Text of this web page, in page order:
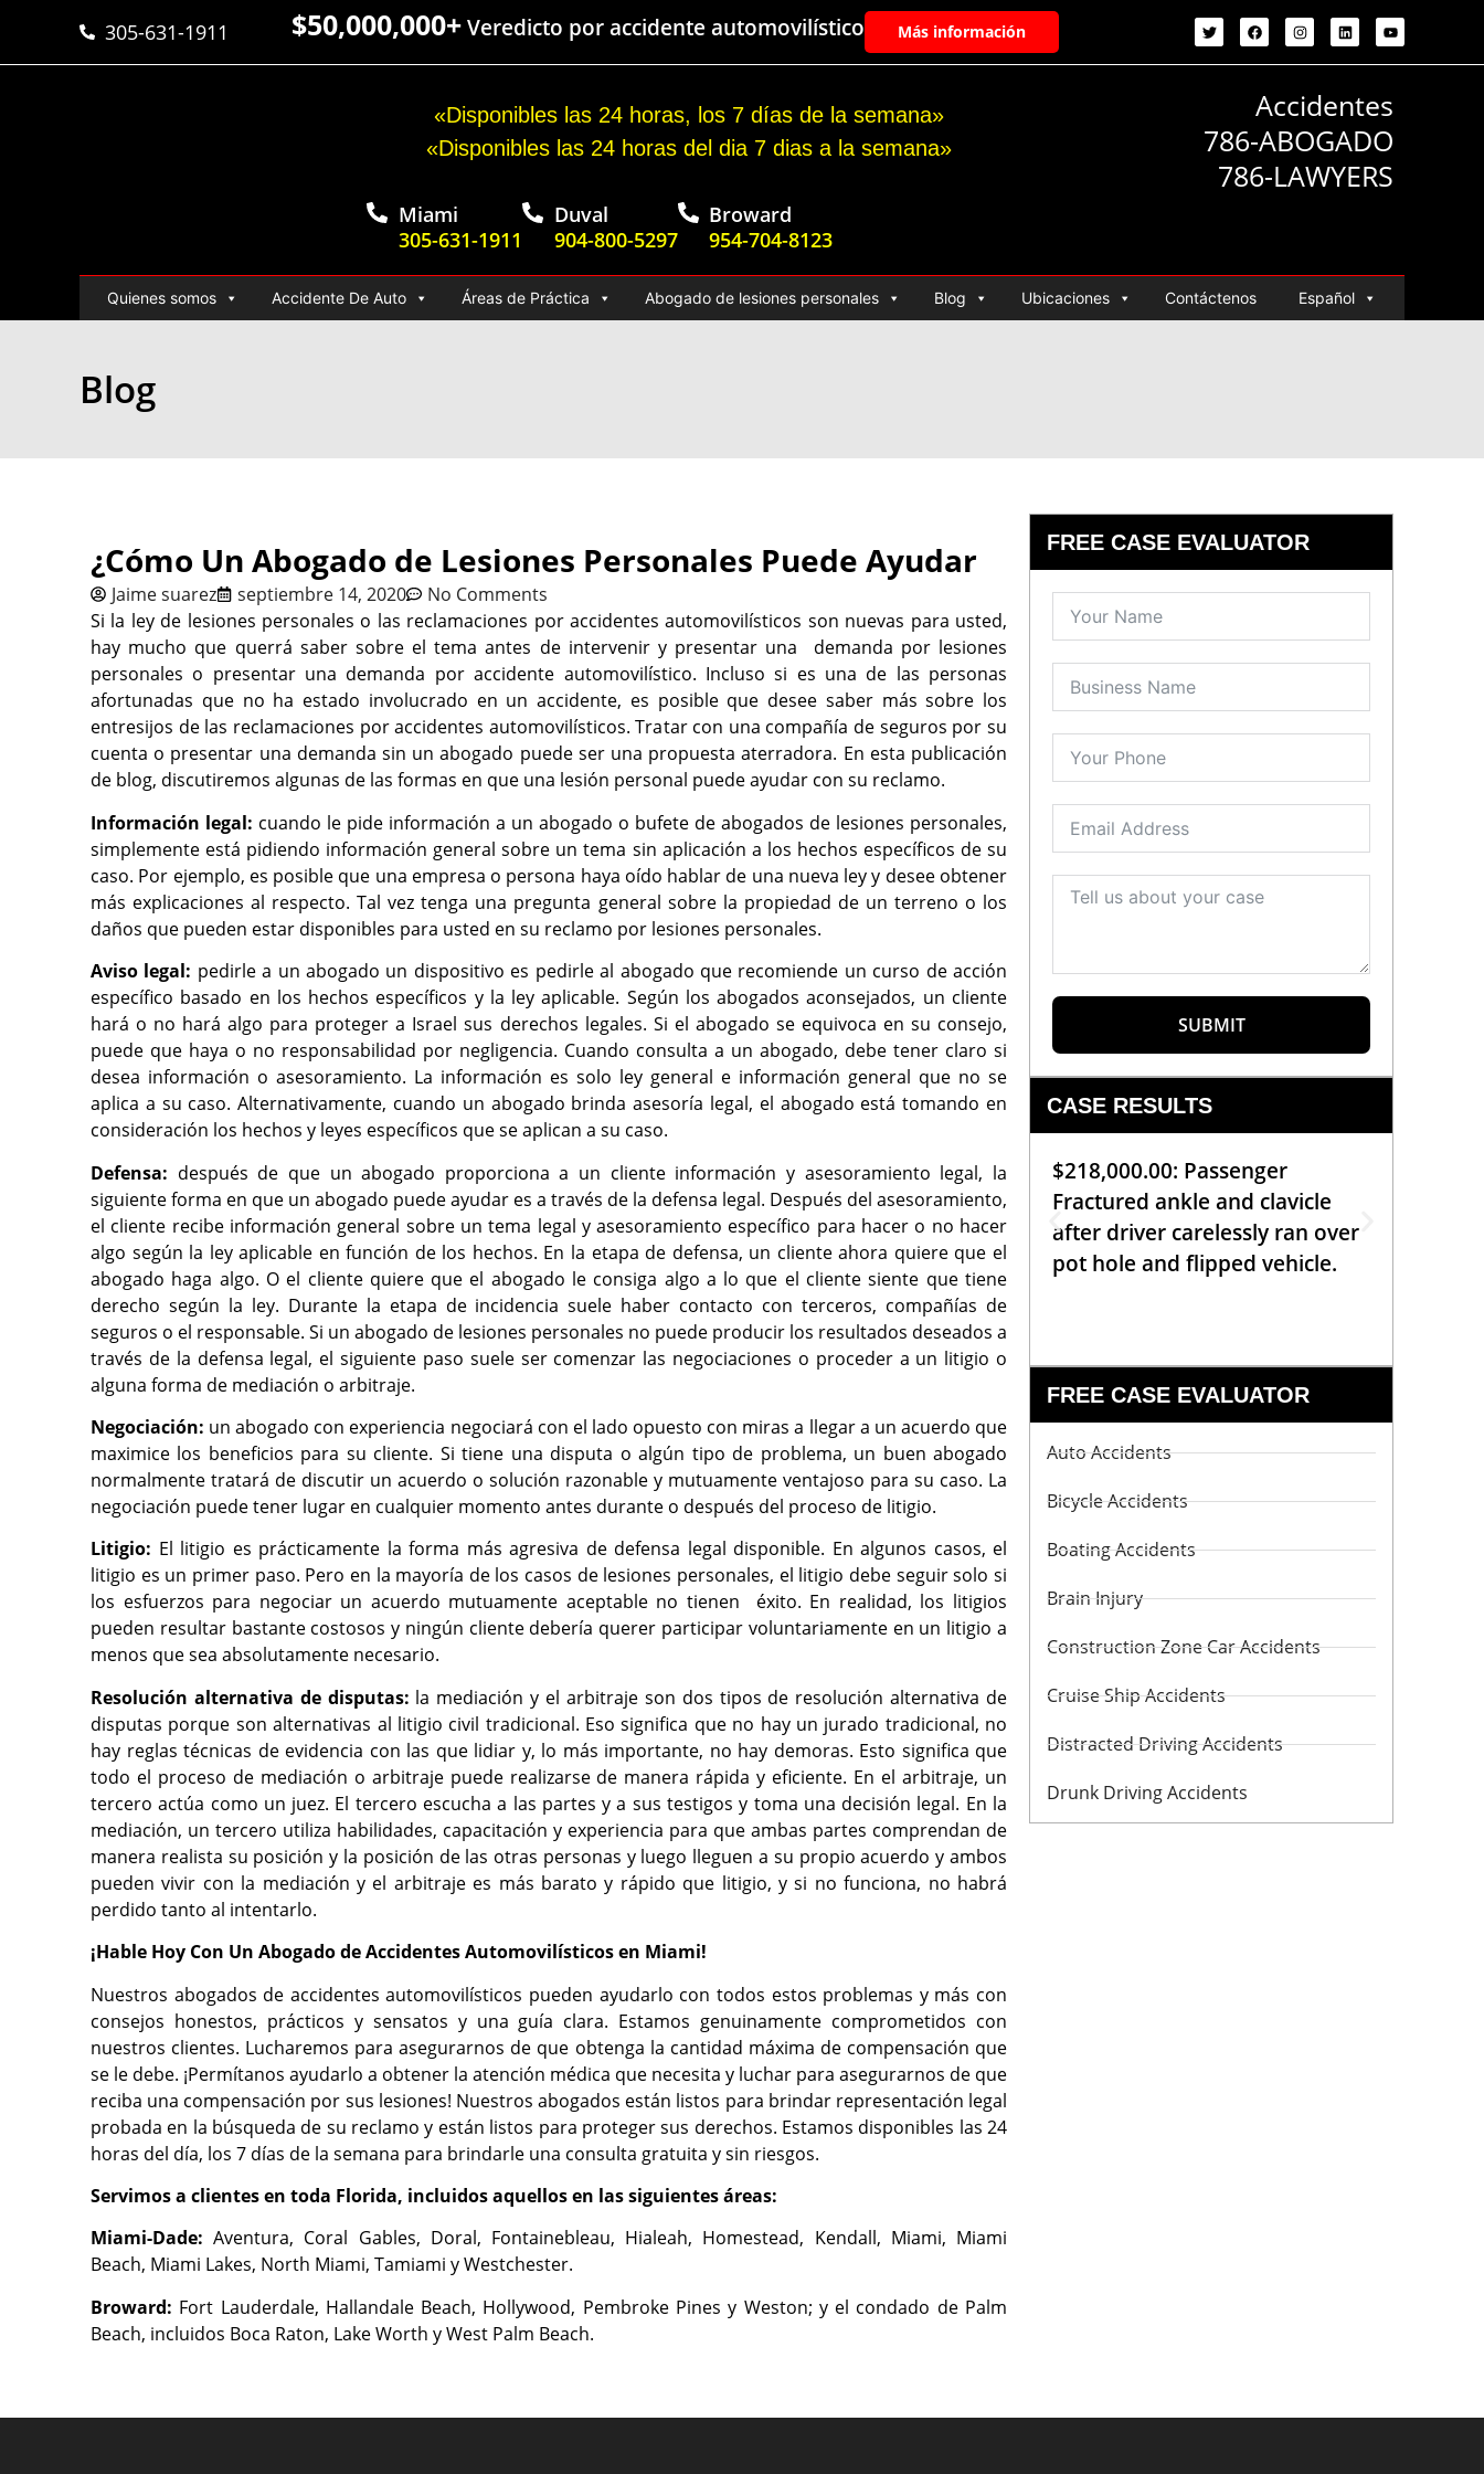
305-631-1911 $50,000,000+Veredicto por accidente automovilístico Más información
«Disponibles las 24 horas, los 7 días de la semana»
«Disponibles las 24 horas del dia 7 dias a la semana»
Miami
305-631-1911
Duval
904-800-5297
Broward
954-704-8123
Accidentes
786-ABOGADO
786-LAWYERS
Quienes somos Accidente De Auto Áreas de Práctica Abogado de lesiones personales Blog Ubicaciones Contáctenos Español
Blog
¿Cómo Un Abogado de Lesiones Personales Puede Ayudar
Jaime suarez septiembre 14, 2020
No Comments
Si la ley de lesiones personales o las reclamaciones por accidentes automovilísticos son nuevas para usted,
hay mucho que querrá saber sobre el tema antes de intervenir y presentar una demanda por lesiones
personales o presentar una demanda por accidente automovilístico. Incluso si es una de las personas
afortunadas que no ha estado involucrado en un accidente, es posible que desee saber más sobre los
entresijos de las reclamaciones por accidentes automovilísticos. Tratar con una compañía de seguros por su
cuenta o presentar una demanda sin un abogado puede ser una propuesta aterradora. En esta publicación
de blog, discutiremos algunas de las formas en que una lesión personal puede ayudar con su reclamo.
Información legal: cuando le pide información a un abogado o bufete de abogados de lesiones personales,
simplemente está pidiendo información general sobre un tema sin aplicación a los hechos específicos de su
caso. Por ejemplo, es posible que una empresa o persona haya oído hablar de una nueva ley y desee obtener
más explicaciones al respecto. Tal vez tenga una pregunta general sobre la propiedad de un terreno o los
daños que pueden estar disponibles para usted en su reclamo por lesiones personales.
Aviso legal: pedirle a un abogado un dispositivo es pedirle al abogado que recomiende un curso de acción
específico basado en los hechos específicos y la ley aplicable. Según los abogados aconsejados, un cliente
hará o no hará algo para proteger a Israel sus derechos legales. Si el abogado se equivoca en su consejo,
puede que haya o no responsabilidad por negligencia. Cuando consulta a un abogado, debe tener claro si
desea información o asesoramiento. La información es solo ley general e información general que no se
aplica a su caso. Alternativamente, cuando un abogado brinda asesoría legal, el abogado está tomando en
consideración los hechos y leyes específicos que se aplican a su caso.
Defensa: después de que un abogado proporciona a un cliente información y asesoramiento legal, la
siguiente forma en que un abogado puede ayudar es a través de la defensa legal. Después del asesoramiento,
el cliente recibe información general sobre un tema legal y asesoramiento específico para hacer o no hacer
algo según la ley aplicable en función de los hechos. En la etapa de defensa, un cliente ahora quiere que el
abogado haga algo. O el cliente quiere que el abogado le consiga algo a lo que el cliente siente que tiene
derecho según la ley. Durante la etapa de incidencia suele haber contacto con terceros, compañías de
seguros o el responsable. Si un abogado de lesiones personales no puede producir los resultados deseados a
través de la defensa legal, el siguiente paso suele ser comenzar las negociaciones o proceder a un litigio o
alguna forma de mediación o arbitraje.
Negociación: un abogado con experiencia negociará con el lado opuesto con miras a llegar a un acuerdo que
maximice los beneficios para su cliente. Si tiene una disputa o algún tipo de problema, un buen abogado
normalmente tratará de discutir un acuerdo o solución razonable y mutuamente ventajoso para su caso. La
negociación puede tener lugar en cualquier momento antes durante o después del proceso de litigio.
Litigio: El litigio es prácticamente la forma más agresiva de defensa legal disponible. En algunos casos, el
litigio es un primer paso. Pero en la mayoría de los casos de lesiones personales, el litigio debe seguir solo si
los esfuerzos para negociar un acuerdo mutuamente aceptable no tienen éxito. En realidad, los litigios
pueden resultar bastante costosos y ningún cliente debería querer participar voluntariamente en un litigio a
menos que sea absolutamente necesario.
Resolución alternativa de disputas: la mediación y el arbitraje son dos tipos de resolución alternativa de
disputas porque son alternativas al litigio civil tradicional. Eso significa que no hay un jurado tradicional, no
hay reglas técnicas de evidencia con las que lidiar y, lo más importante, no hay demoras. Esto significa que
todo el proceso de mediación o arbitraje puede realizarse de manera rápida y eficiente. En el arbitraje, un
tercero actúa como un juez. El tercero escucha a las partes y a sus testigos y toma una decisión legal. En la
mediación, un tercero utiliza habilidades, capacitación y experiencia para que ambas partes comprendan de
manera realista su posición y la posición de las otras personas y luego lleguen a su propio acuerdo y ambos
pueden vivir con la mediación y el arbitraje es más barato y rápido que litigio, y si no funciona, no habrá
perdido tanto al intentarlo.
¡Hable Hoy Con Un Abogado de Accidentes Automovilísticos en Miami!
Nuestros abogados de accidentes automovilísticos pueden ayudarlo con todos estos problemas y más con
consejos honestos, prácticos y sensatos y una guía clara. Estamos genuinamente comprometidos con
nuestros clientes. Lucharemos para asegurarnos de que obtenga la cantidad máxima de compensación que
se le debe. ¡Permítanos ayudarlo a obtener la atención médica que necesita y luchar para asegurarnos de que
reciba una compensación por sus lesiones! Nuestros abogados están listos para brindar representación legal
probada en la búsqueda de su reclamo y están listos para proteger sus derechos. Estamos disponibles las 24
horas del día, los 7 días de la semana para brindarle una consulta gratuita y sin riesgos.
Servimos a clientes en toda Florida, incluidos aquellos en las siguientes áreas:
Miami-Dade: Aventura, Coral Gables, Doral, Fontainebleau, Hialeah, Homestead, Kendall, Miami, Miami
Beach, Miami Lakes, North Miami, Tamiami y Westchester.
Broward: Fort Lauderdale, Hallandale Beach, Hollywood, Pembroke Pines y Weston; y el condado de Palm
Beach, incluidos Boca Raton, Lake Worth y West Palm Beach.
FREE CASE EVALUATOR
SUBMIT
CASE RESULTS
$218,000.00: Passenger
Fractured ankle and clavicle
after driver carelessly ran over
pot hole and flipped vehicle.
FREE CASE EVALUATOR
Auto Accidents
Bicycle Accidents
Boating Accidents
Brain Injury
Construction Zone Car Accidents
Cruise Ship Accidents
Distracted Driving Accidents
Drunk Driving Accidents